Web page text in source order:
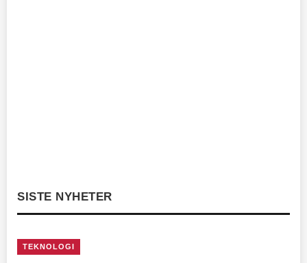
SISTE NYHETER
TEKNOLOGI